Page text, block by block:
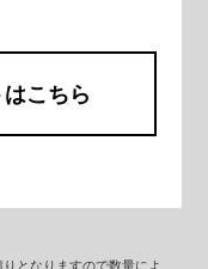
こちら
となりますので数量によ